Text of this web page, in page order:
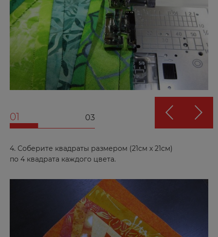
01 03
4. Соберите квадраты размером (21см х 21см)
по 4 квадрата каждого цвета.